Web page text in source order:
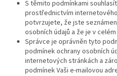
S těmito podmínkami
prostřednictvím
potvrzujete, že jste
osobních údajů a že je v
Správce je oprávněn tyto
podmínek ochrany osobních
internetových stránkách a
podmínek Vaši e-mailovou